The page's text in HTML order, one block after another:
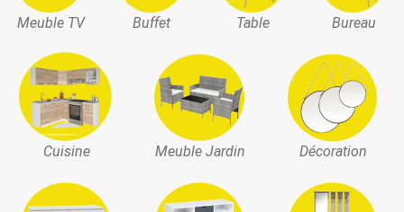
Meuble TV Buffet Table Bureau
Cuisine Meuble Jardin Décoration